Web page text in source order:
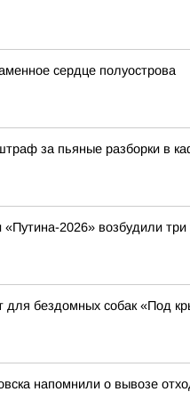
сердце полуострова
за пьяные разборки в
2026» возбудили
для бездомных собак «Под
напомнили о вывозе